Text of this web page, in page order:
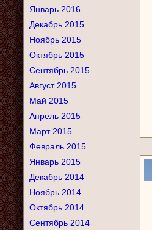
Январь 2016
Декабрь 2015
Ноябрь 2015
Октябрь 2015
Сентябрь 2015
Август 2015
Май 2015
Апрель 2015
Март 2015
Февраль 2015
Январь 2015
Декабрь 2014
Ноябрь 2014
Октябрь 2014
Сентябрь 2014